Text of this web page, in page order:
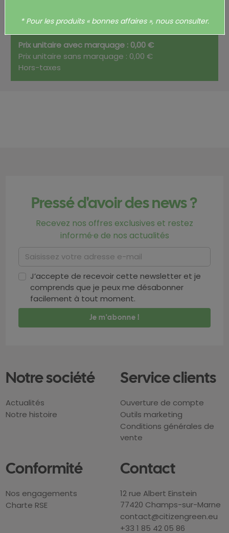
€
Prix unitaire avec marquage : 0,00 €
Prix unitaire sans marquage : 0,00 €
Hors-taxes
Pressé d'avoir des news ?
Recevez nos offres exclusives et restez
informé·e de nos actualités
J’accepte de recevoir cette newsletter et je
comprends que je peux me désabonner
facilement à tout moment.
Notre société
Actualités
Notre histoire
Service clients
Ouverture de compte
Outils marketing
Conditions générales de
vente
Conformité
Nos engagements
Charte RSE
Contact
12 rue Albert Einstein
77420 Champs-sur-Marne
contact@citizengreen.eu
+33 1 85 42 05 86
* Pour les produits « bonnes affaires », nous consulter.